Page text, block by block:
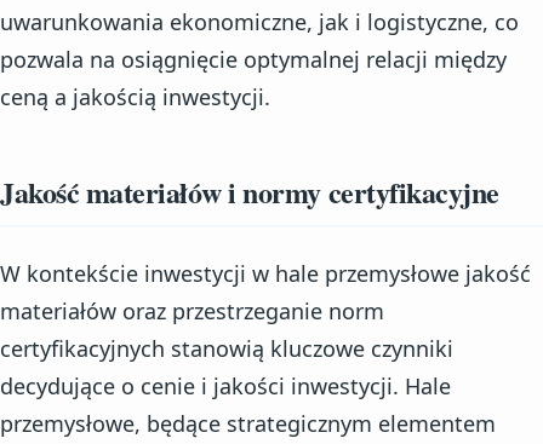
uwarunkowania ekonomiczne, jak i logistyczne, co
pozwala na osiągnięcie optymalnej relacji między
ceną a jakością inwestycji.
Jakość materiałów i normy certyfikacyjne
W kontekście inwestycji w hale przemysłowe jakość
materiałów oraz przestrzeganie norm
certyfikacyjnych stanowią kluczowe czynniki
decydujące o cenie i jakości inwestycji. Hale
przemysłowe, będące strategicznym elementem